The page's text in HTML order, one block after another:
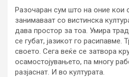
Разочаран сум што на оние кои
занимаваат со вистинска
дава простор за тоа. Умира
се губат, јазикот го расипавме.
своето. Сега веќе се затвора
осамостојувањето, па многу
разјаснат. И во културата.